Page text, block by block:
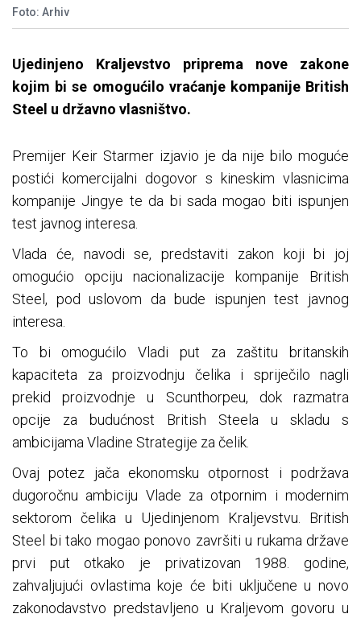
Foto: Arhiv
Ujedinjeno Kraljevstvo priprema nove zakone
kojim bi se omogućilo vraćanje kompanije British
Steel u državno vlasništvo.
Premijer Keir Starmer izjavio je da nije bilo moguće
postići komercijalni dogovor s kineskim vlasnicima
kompanije Jingye te da bi sada mogao biti ispunjen
test javnog interesa.
Vlada će, navodi se, predstaviti zakon koji bi joj
omogućio opciju nacionalizacije kompanije British
Steel, pod uslovom da bude ispunjen test javnog
interesa.
To bi omogućilo Vladi put za zaštitu britanskih
kapaciteta za proizvodnju čelika i spriječilo nagli
prekid proizvodnje u Scunthorpeu, dok razmatra
opcije za budućnost British Steela u skladu s
ambicijama Vladine Strategije za čelik.
Ovaj potez jača ekonomsku otpornost i podržava
dugoročnu ambiciju Vlade za otpornim i modernim
sektorom čelika u Ujedinjenom Kraljevstvu. British
Steel bi tako mogao ponovo završiti u rukama države
prvi put otkako je privatizovan 1988. godine,
zahvaljujući ovlastima koje će biti uključene u novo
zakonodavstvo predstavljeno u Kraljevom govoru u